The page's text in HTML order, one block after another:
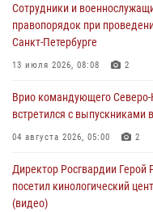
ограниченными
08 августа 2026, 06:32 1
Спецназ Росгвардии в
08 августа 2026, 06:15 9
День физкультурника в
08 августа 2026, 06:03
Сотрудники и
правопорядок при
Санкт-Петербурге
13 июля 2026, 08:08 2
Врио командующего Северо-
встретился с выпускниками
04 августа 2026, 05:00 2
Директор Росгвардии Герой
посетил кинологический
(видео)